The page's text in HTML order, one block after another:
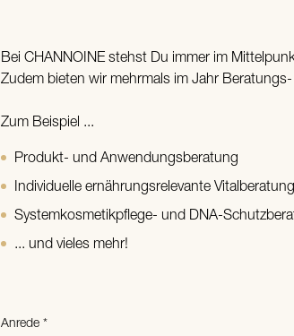
Bei CHANNOINE stehst Du immer im
Zudem bieten wir mehrmals im Jahr
Zum Beispiel ...
Produkt- und Anwendungsberatung
Individuelle ernährungsrelevante Vitalberatung
Systemkosmetikpflege- und DNA-
... und vieles mehr!
Anrede